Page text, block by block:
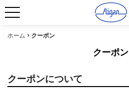
ホーム クーポン
クーポン
クーポンについて